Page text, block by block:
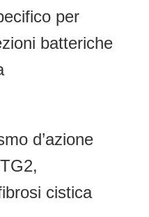
per
batteriche
d’azione
cistica